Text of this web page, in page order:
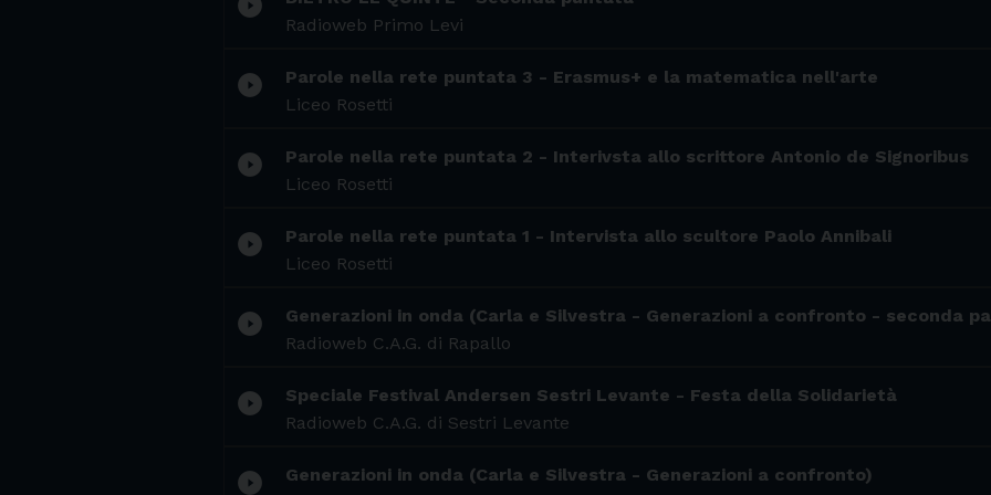
play_circle_filled
Radioweb Primo Levi
play_circle_filled
Parole nella rete puntata 3 - Erasmus+ e la matematica nell'arte
Liceo Rosetti
play_circle_filled
Parole nella rete puntata 2 - Interivsta allo scrittore Antonio de Signoribus
Liceo Rosetti
play_circle_filled
Parole nella rete puntata 1 - Intervista allo scultore Paolo Annibali
Liceo Rosetti
play_circle_filled
Generazioni in onda (Carla e Silvestra - Generazioni a confronto - seconda
Radioweb C.A.G. di Rapallo
play_circle_filled
Speciale Festival Andersen Sestri Levante - Festa della Solidarietà
Radioweb C.A.G. di Sestri Levante
play_circle_filled
Generazioni in onda (Carla e Silvestra - Generazioni a confronto)